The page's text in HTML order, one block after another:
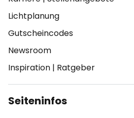
Lichtplanung
Gutscheincodes
Newsroom
Inspiration | Ratgeber
Seiteninfos